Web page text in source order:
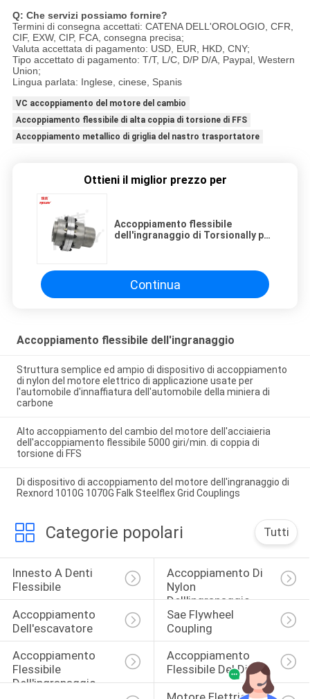
Q: Che servizi possiamo fornire?
Termini di consegna accettati: CATENA DELL'OROLOGIO, CFR,
CIF, EXW, CIP, FCA, consegna precisa;
Valuta accettata di pagamento: USD, EUR, HKD, CNY;
Tipo accettato di pagamento: T/T, L/C, D/P D/A, Paypal, Western
Union;
Lingua parlata: Inglese, cinese, Spanis
VC accoppiamento del motore del cambio
Accoppiamento flessibile di alta coppia di torsione di FFS
Accoppiamento metallico di griglia del nastro trasportatore
Ottieni il miglior prezzo per
Accoppiamento flessibile
dell'ingranaggio di Torsionally per
Continua
Accoppiamento flessibile dell'ingranaggio
Struttura semplice ed ampio di dispositivo di accoppiamento
di nylon del motore elettrico di applicazione usate per
l'automobile d'innaffiatura dell'automobile della miniera di
carbone
Alto accoppiamento del cambio del motore dell'acciaieria
dell'accoppiamento flessibile 5000 giri/min. di coppia di
torsione di FFS
Di dispositivo di accoppiamento del motore dell'ingranaggio di
Rexnord 1010G 1070G Falk Steelflex Grid Couplings
Categorie popolari Tutti
Innesto A Denti
Flessibile
Accoppiamento Di
Nylon
Dell'ingranaggio
Della Manica
Accoppiamento
Dell'escavatore
Sae Flywheel
Coupling
Accoppiamento
Flessibile
Dell'ingranaggio
Accoppiamento
Flessibile Del Disco